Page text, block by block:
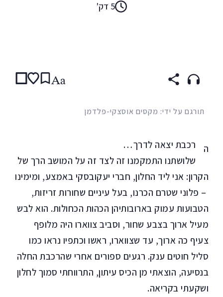
5 דק'
Aa
תורגם על ידי: מקסים אוסצקי-פלדמן
ה
רכבת יצאה לדרך…
שלושתנו התמקמנו זה לצד זה על המושב הרך של
הקרון: אני ליד החלון, חברי יעקובסקי באמצע, ומימינו
– פלוני שטרם הכרנו, בעל עיניים שחורות זריזות,
הטבועות עמוק בארובותיהן הכהות הכחולות. הוא לבש
מעיל ארוך בצבע שחור, וסביב צווארו היה מלופף
צעיף כה ארוך, עד שצווארו, ראשו וכתפיו נראו כמו
סליל חוטים ענק. רגעים ספורים אחרי שהרכבת החלה
בנסיעה, הוצאתי מן הכיס עיתון, התרווחתי סמוך לחלון
ושקעתי בקריאה.